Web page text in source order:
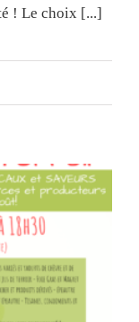
! Le choix [...]